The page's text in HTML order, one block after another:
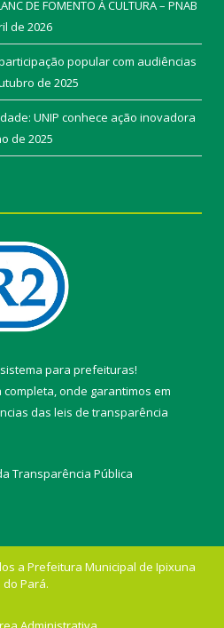
DE FOMENTO À CULTURA – PNAB
de 2026
popular com audiências
de 2025
UNIP conhece ação inovadora
de 2025
sistema para prefeituras!
completa, onde garantimos em
das leis de transparência
Transparência Pública
a Prefeitura Municipal de Ipixuna
do Pará.